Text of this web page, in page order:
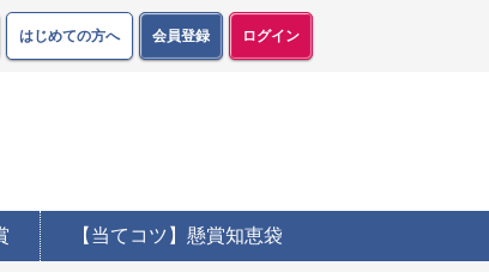
はじめての方へ 会員登録 ログイン
【当てコツ】懸賞知恵袋